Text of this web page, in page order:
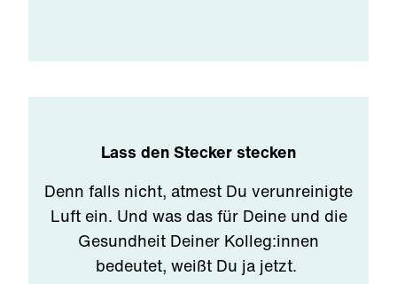
Lass den Stecker stecken
Denn falls nicht, atmest Du verunreinigte
Luft ein. Und was das für Deine und die
Gesundheit Deiner Kolleg:innen
bedeutet, weißt Du ja jetzt.